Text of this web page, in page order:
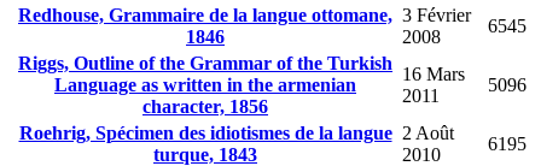
Redhouse, Grammaire de la langue ottomane,
1846
3 Février
2008
6545
Riggs, Outline of the Grammar of the Turkish
Language as written in the armenian
character, 1856
16 Mars
2011
5096
Roehrig, Spécimen des idiotismes de la langue
turque, 1843
2 Août
2010
6195